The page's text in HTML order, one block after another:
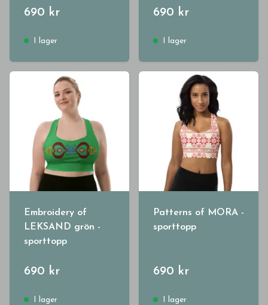
690 kr
I lager
690 kr
I lager
Embroidery of
LEKSAND grön -
sporttopp
690 kr
I lager
Patterns of MORA -
sporttopp
690 kr
I lager